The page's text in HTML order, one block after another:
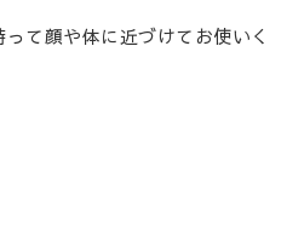
て顔や体に近づけてお使いく